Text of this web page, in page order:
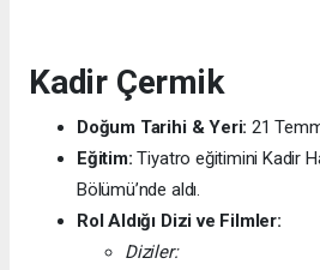
Kadir Çermik
Doğum Tarihi & Yeri: 21
Eğitim: Tiyatro eğitimini Kadir
Bölümü’nde aldı.
Rol Aldığı Dizi ve Filmler:
Diziler: